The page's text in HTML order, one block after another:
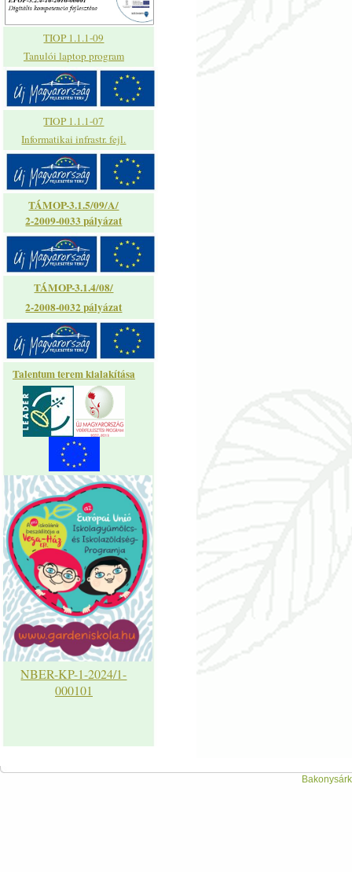
TIOP 1.1.1-09
Tanulói laptop program
TIOP 1.1.1-07
Informatikai infrastr. fejl.
TÁMOP-3.1.5/09/A/
2-2009-0033 pályázat
TÁMOP-3.1.4/08/
2-2008-0032 pályázat
Talentum terem kialakítása
NBER-KP-1-2024/1-
000101